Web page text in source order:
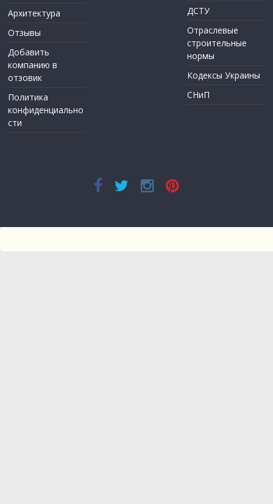
Архитектура
Отзывы
Добавить
компанию в
отзовик
Политика
конфиденциально
сти
ДСТУ
Отраслевые
строительные
нормы
Кодексы Украины
СНиП